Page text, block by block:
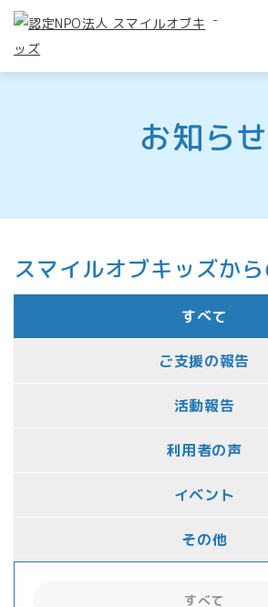
-
お知らせ
スマイルオブキッズか
すべて
ご支援の報告
活動報告
利用者の声
イベント
その他
すべて